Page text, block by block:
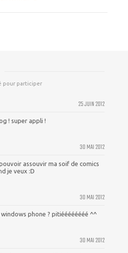
pour participer
25 JUIN 2012
! super appli !
30 MAI 2012
assouvir ma soif de comics
je veux :D
30 MAI 2012
phone ? pitiéééééééé ^^
30 MAI 2012